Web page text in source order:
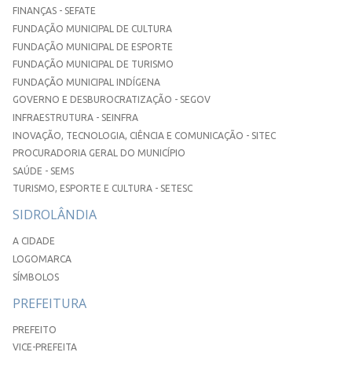
FINANÇAS - SEFATE
FUNDAÇÃO MUNICIPAL DE CULTURA
FUNDAÇÃO MUNICIPAL DE ESPORTE
FUNDAÇÃO MUNICIPAL DE TURISMO
FUNDAÇÃO MUNICIPAL INDÍGENA
GOVERNO E DESBUROCRATIZAÇÃO - SEGOV
INFRAESTRUTURA - SEINFRA
INOVAÇÃO, TECNOLOGIA, CIÊNCIA E COMUNICAÇÃO - SITEC
PROCURADORIA GERAL DO MUNICÍPIO
SAÚDE - SEMS
TURISMO, ESPORTE E CULTURA - SETESC
SIDROLÂNDIA
A CIDADE
LOGOMARCA
SÍMBOLOS
PREFEITURA
PREFEITO
VICE-PREFEITA